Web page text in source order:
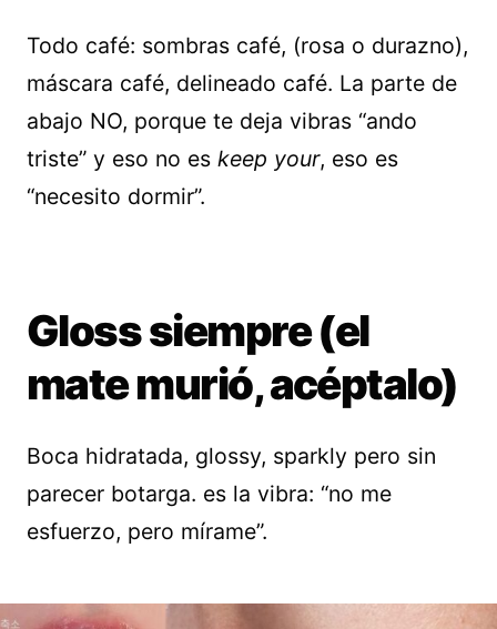
Todo café: sombras café, (rosa o durazno),
máscara café, delineado café. La parte de
abajo NO, porque te deja vibras “ando
triste” y eso no es keep your, eso es
“necesito dormir”.
Gloss siempre (el
mate murió, acéptalo)
Boca hidratada, glossy, sparkly pero sin
parecer botarga. es la vibra: “no me
esfuerzo, pero mírame”.